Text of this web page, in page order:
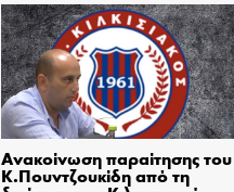
Ανακοίνωση παραίτησης του
Κ.Πουντζουκίδη από τη